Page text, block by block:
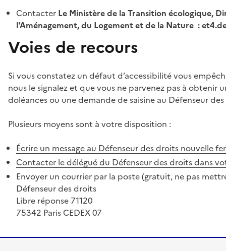
Contacter Le Ministère de la Transition écologique,
l'Aménagement, du Logement et de la Nature :
Voies de recours
Si vous constatez un défaut d’accessibilité vous
nous le signalez et que vous ne parvenez pas à
doléances ou une demande de saisine au Défenseur
Plusieurs moyens sont à votre disposition :
Écrire un message au Défenseur des droits nouvelle
Contacter le délégué du Défenseur des droits dans
Envoyer un courrier par la poste (gratuit, ne pas
Défenseur des droits
Libre réponse 71120
75342 Paris CEDEX 07